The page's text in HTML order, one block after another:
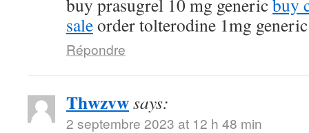
buy prasugrel 10 mg genericbuy
saleorder tolterodine 1mg generic
Répondre
Thwzvwsays:
2 septembre 2023 at 12 h 48 min